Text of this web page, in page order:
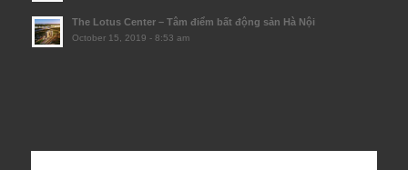
The Lotus Center – Tâm điểm bất động sản Hà Nội
October 15, 2019 - 8:53 am